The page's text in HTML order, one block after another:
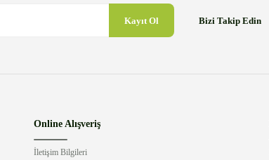
Kayıt Ol Bizi Takip Edin
Online Alışveriş
İletişim Bilgileri